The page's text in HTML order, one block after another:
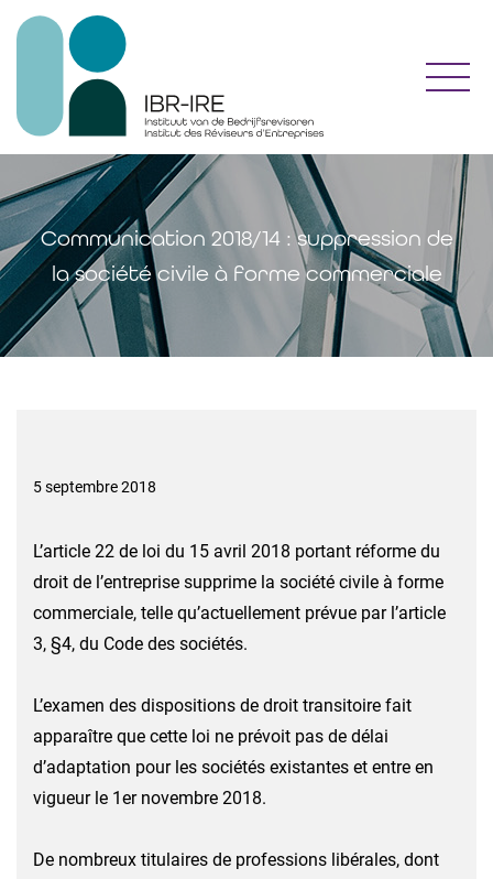
Communication 2018/14 : suppression de
la société civile à forme commerciale
5 septembre 2018
L’article 22 de loi du 15 avril 2018 portant réforme du
droit de l’entreprise supprime la société civile à forme
commerciale, telle qu’actuellement prévue par l’article
3, §4, du Code des sociétés.
L’examen des dispositions de droit transitoire fait
apparaître que cette loi ne prévoit pas de délai
d’adaptation pour les sociétés existantes et entre en
vigueur le 1er novembre 2018.
De nombreux titulaires de professions libérales, dont